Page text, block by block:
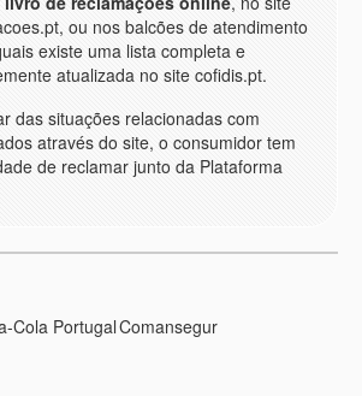
ou nos balcões de atendimento
existe uma lista completa e
atualizada no site cofidis.pt.
das situações relacionadas com
através do site, o consumidor tem
de reclamar junto da Plataforma
Cola PortugalComansegur